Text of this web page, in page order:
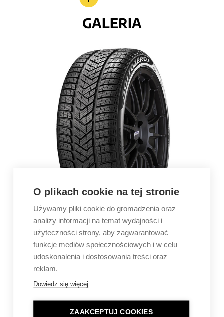
O plikach cookie na tej stronie
Używamy pliki cookie do gromadzenia oraz
analizy informacji na temat wydajności i
użyteczności strony, aby zagwarantować
funkcje mediów społecznościowych i w celu
udoskonalenia i dostosowania treści oraz
reklam.
Dowiedz się więcej
ZAAKCEPTUJ COOKIES
GALERIA